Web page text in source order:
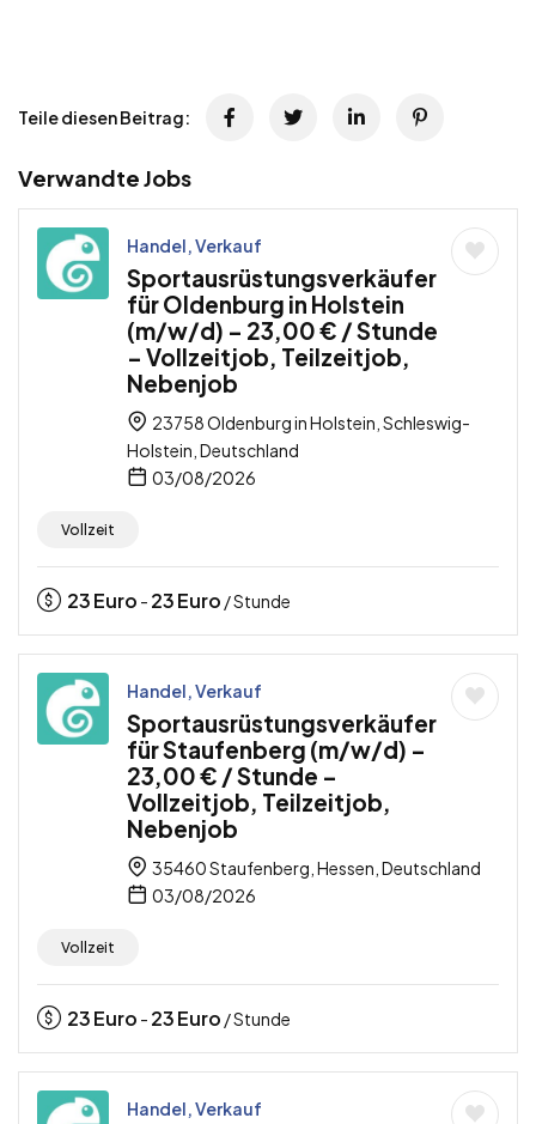
Teile diesen Beitrag:
Verwandte Jobs
Handel, Verkauf
Sportausrüstungsverkäufer
für Oldenburg in Holstein
(m/w/d) – 23,00 € / Stunde
– Vollzeitjob, Teilzeitjob,
Nebenjob
23758 Oldenburg in Holstein, Schleswig-
Holstein, Deutschland
03/08/2026
Vollzeit
23Euro - 23Euro / Stunde
Handel, Verkauf
Sportausrüstungsverkäufer
für Staufenberg (m/w/d) –
23,00 € / Stunde –
Vollzeitjob, Teilzeitjob,
Nebenjob
35460 Staufenberg, Hessen, Deutschland
03/08/2026
Vollzeit
23Euro - 23Euro / Stunde
Handel, Verkauf